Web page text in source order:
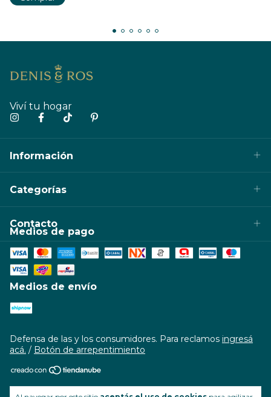
Viví tu hogar
Información
Categorías
Contacto
Medios de pago
Medios de envío
Defensa de las y los consumidores. Para reclamos ingresá
acá. / Botón de arrepentimiento